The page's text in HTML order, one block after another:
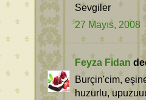
Sevgiler
27 Mayıs, 2008
Feyza Fidan
Burçin'cim,
huzurlu,